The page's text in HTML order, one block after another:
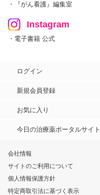
・『がん看護』編集室
Instagram
・電子書籍 公式
ログイン
新規会員登録
お気に入り
今日の治療薬ポータルサイト
会社情報
サイトのご利用について
個人情報保護方針
特定商取引法に基づく表示